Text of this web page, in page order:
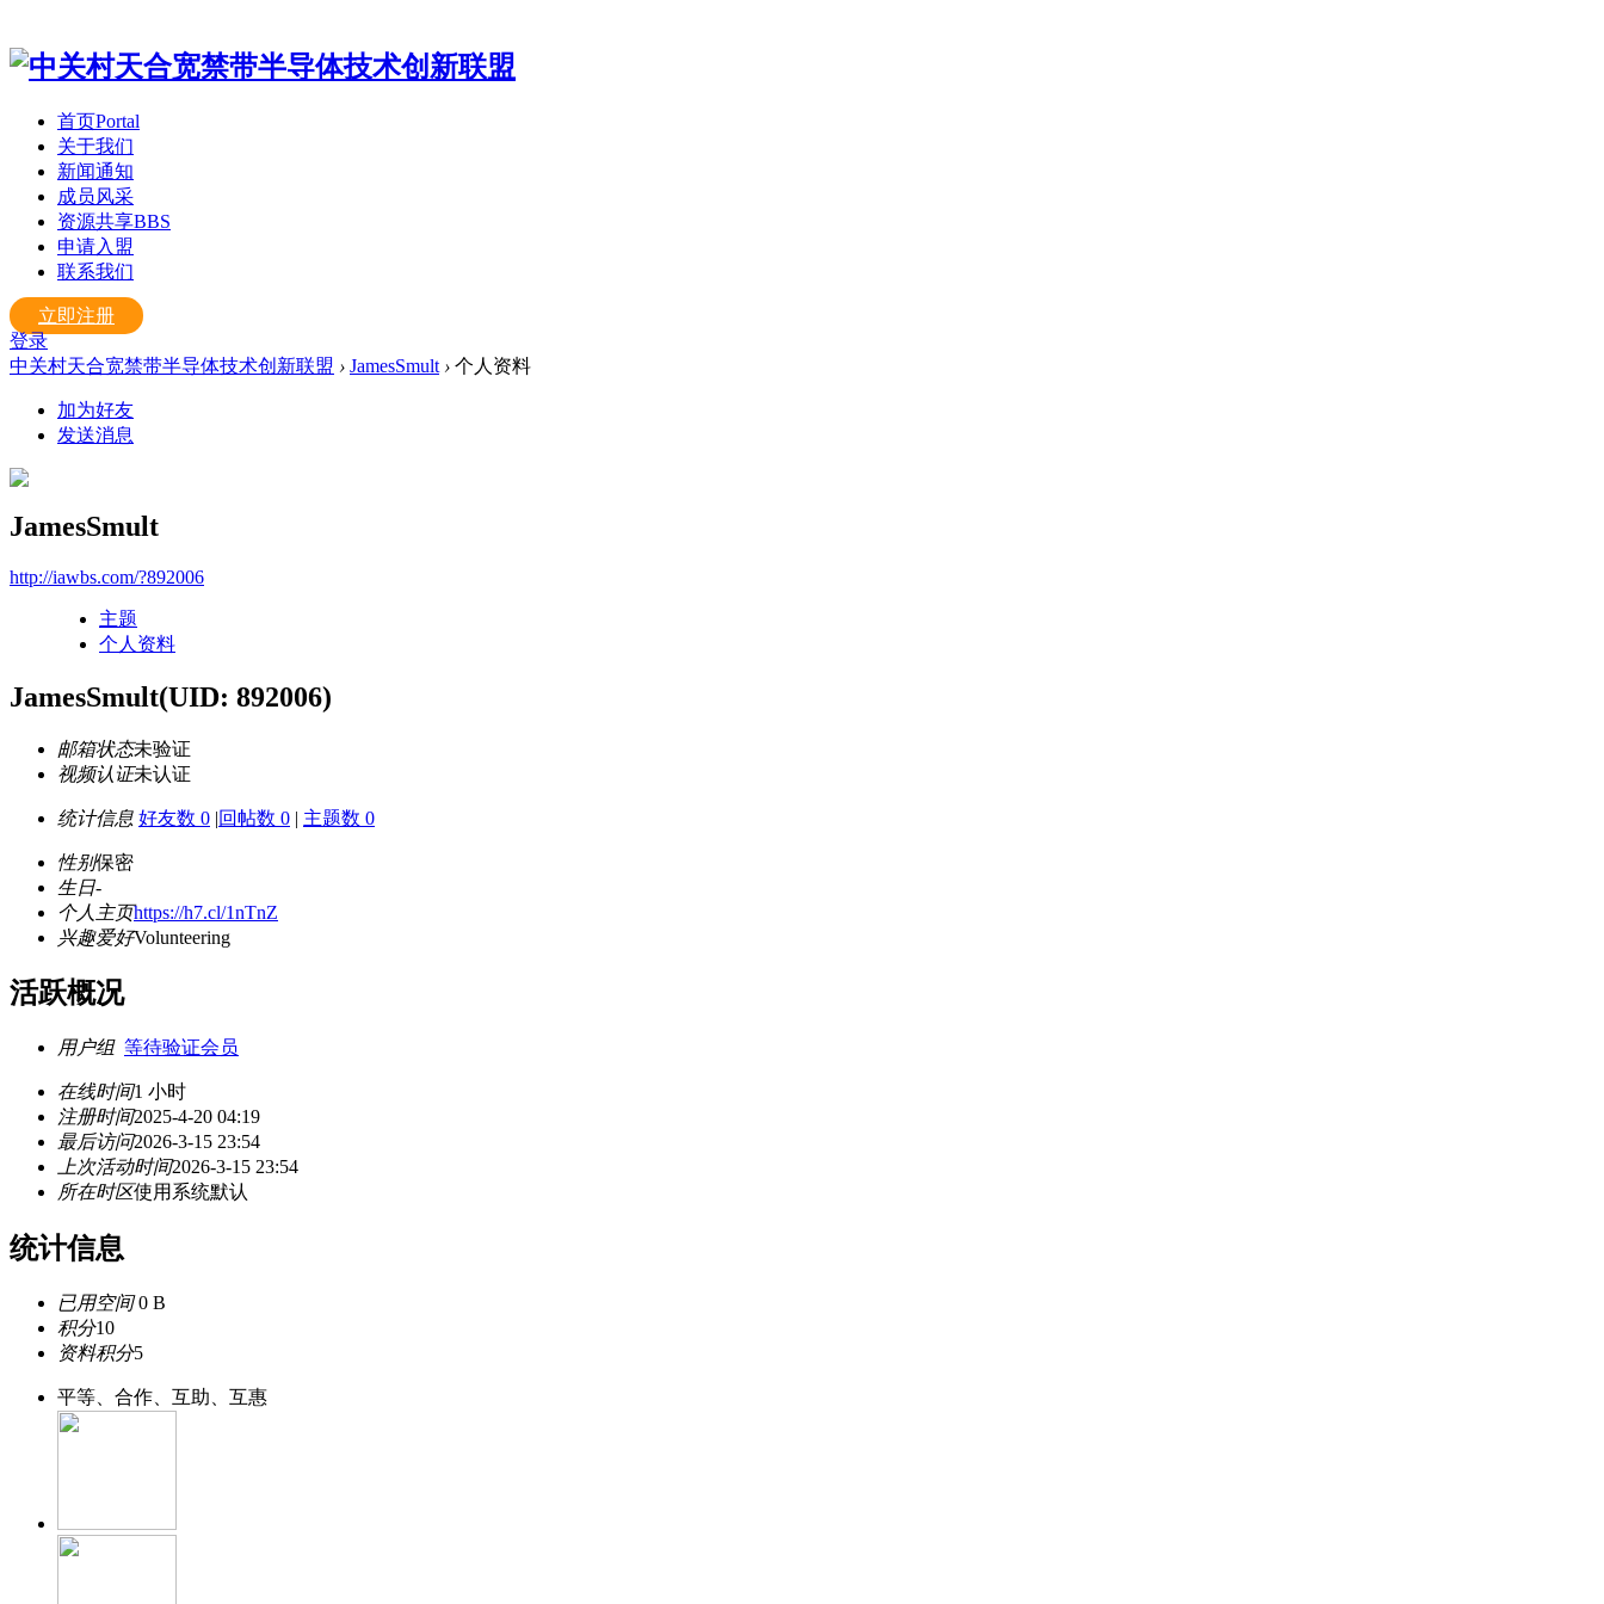
首页Portal
关于我们
新闻通知
成员风采
资源共享BBS
申请入盟
联系我们
立即注册
登录
中关村天合宽禁带半导体技术创新联盟 › JamesSmult › 个人资料
加为好友
发送消息
JamesSmult
http://iawbs.com/?892006
主题
个人资料
JamesSmult(UID: 892006)
邮箱状态未验证
视频认证未认证
统计信息 好友数 0 |回帖数 0 | 主题数 0
性别保密
生日-
个人主页https://h7.cl/1nTnZ
兴趣爱好Volunteering
活跃概况
用户组 等待验证会员
在线时间1 小时
注册时间2025-4-20 04:19
最后访问2026-3-15 23:54
上次活动时间2026-3-15 23:54
所在时区使用系统默认
统计信息
已用空间0 B
积分10
资料积分5
平等、合作、互助、互惠